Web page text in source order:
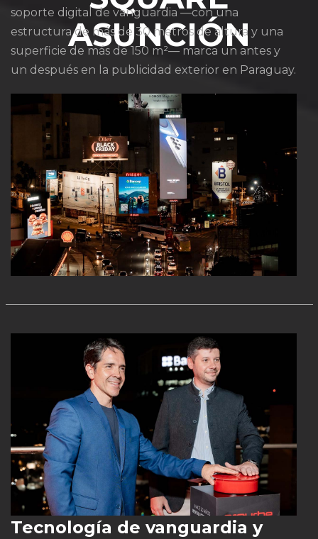
ASUNCIÓN
soporte digital de vanguardia —con una
estructura de más de 30 metros de altura y una
superficie de más de 150 m²— marca un antes y
un después en la publicidad exterior en Paraguay.
Tecnología de vanguardia y